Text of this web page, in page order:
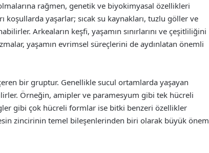
rağmen, genetik ve biyokimyasal özellikleri
koşullarda yaşarlar; sıcak su kaynakları, tuzlu göller ve
Arkeaların keşfi, yaşamın sınırlarını ve çeşitliliğini
yaşamın evrimsel süreçlerini de aydınlatan önemli
bir gruptur. Genellikle sucul ortamlarda yaşayan
Örneğin, amipler ve paramesyum gibi tek hücreli
gibi çok hücreli formlar ise bitki benzeri özellikler
zincirinin temel bileşenlerinden biri olarak büyük önem